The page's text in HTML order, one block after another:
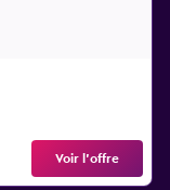
Voir l’offre